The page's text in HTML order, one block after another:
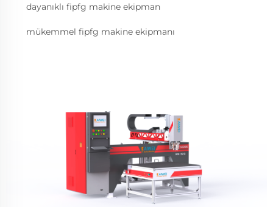
dayanıklı fipfg makine ekipman
mükemmel fipfg makine ekipmanı